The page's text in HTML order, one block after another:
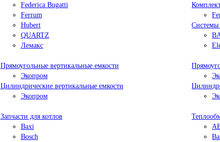
Federica Bugatti
Ferrum
Hubert
QUARTZ
Лемакс
Системы
Прямоугольные вертикальные емкости
Экопром
Цилиндрические вертикальные емкости
Экопром
Запчасти для котлов
Baxi
Bosch